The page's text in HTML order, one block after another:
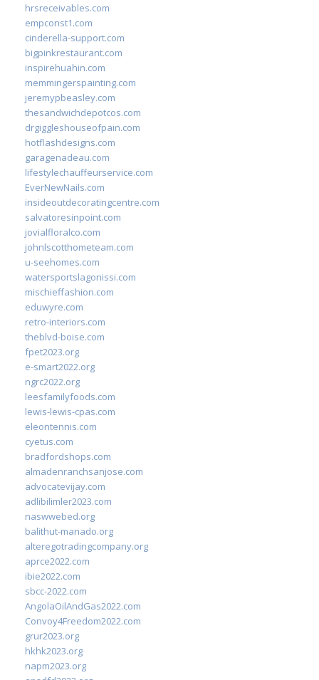
hrsreceivables.com
empconst1.com
cinderella-support.com
bigpinkrestaurant.com
inspirehuahin.com
memmingerspainting.com
jeremypbeasley.com
thesandwichdepotcos.com
drgiggleshouseofpain.com
hotflashdesigns.com
garagenadeau.com
lifestylechauffeurservice.com
EverNewNails.com
insideoutdecoratingcentre.com
salvatoresinpoint.com
jovialfloralco.com
johnlscotthometeam.com
u-seehomes.com
watersportslagonissi.com
mischieffashion.com
eduwyre.com
retro-interiors.com
theblvd-boise.com
fpet2023.org
e-smart2022.org
ngrc2022.org
leesfamilyfoods.com
lewis-lewis-cpas.com
eleontennis.com
cyetus.com
bradfordshops.com
almadenranchsanjose.com
advocatevijay.com
adlibilimler2023.com
naswwebed.org
balithut-manado.org
alteregotradingcompany.org
aprce2022.com
ibie2022.com
sbcc-2022.com
AngolaOilAndGas2022.com
Convoy4Freedom2022.com
grur2023.org
hkhk2023.org
napm2023.org